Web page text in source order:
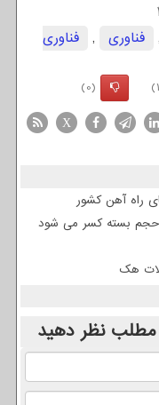
, فناوری , فناوری
(0)
X
راه آهن کشور
حجم بسته کسر می شود
هک
مطلب نظر دهید